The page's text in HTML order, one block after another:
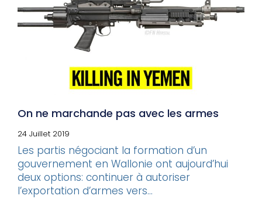
On ne marchande pas avec les armes
24 Juillet 2019
Les partis négociant la formation d’un
gouvernement en Wallonie ont aujourd’hui
deux options: continuer à autoriser
l’exportation d’armes vers...